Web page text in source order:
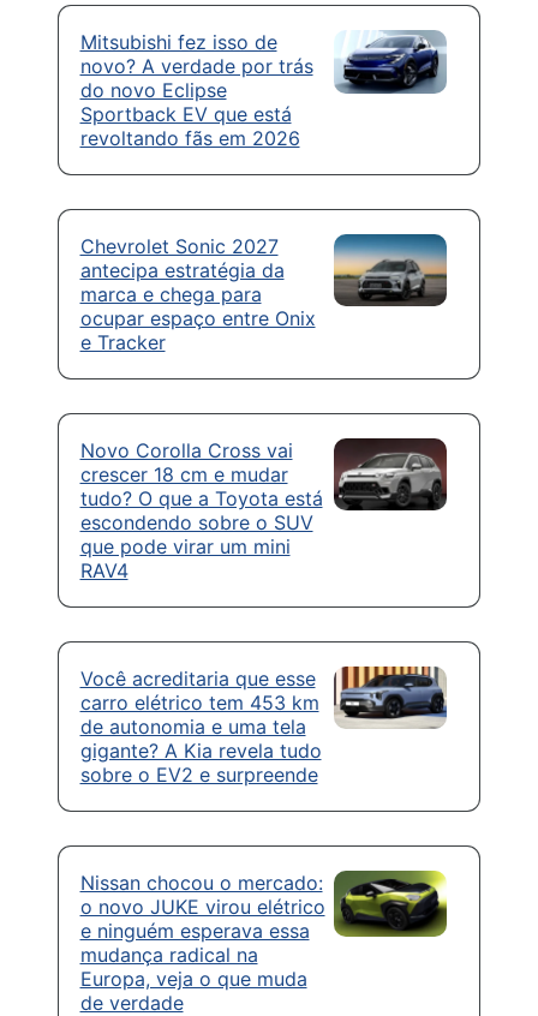
Mitsubishi fez isso de
novo? A verdade por trás
do novo Eclipse
Sportback EV que está
revoltando fãs em 2026
Chevrolet Sonic 2027
antecipa estratégia da
marca e chega para
ocupar espaço entre Onix
e Tracker
Novo Corolla Cross vai
crescer 18 cm e mudar
tudo? O que a Toyota está
escondendo sobre o SUV
que pode virar um mini
RAV4
Você acreditaria que esse
carro elétrico tem 453 km
de autonomia e uma tela
gigante? A Kia revela tudo
sobre o EV2 e surpreende
Nissan chocou o mercado:
o novo JUKE virou elétrico
e ninguém esperava essa
mudança radical na
Europa, veja o que muda
de verdade